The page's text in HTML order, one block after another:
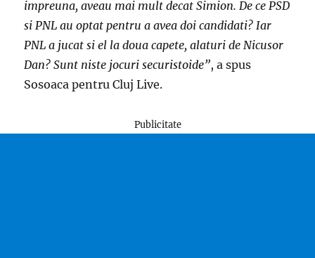
impreuna, aveau mai mult decat Simion. De ce PSD
si PNL au optat pentru a avea doi candidati? Iar
PNL a jucat si el la doua capete, alaturi de Nicusor
Dan? Sunt niste jocuri securistoide”, a spus
Sosoaca pentru Cluj Live.
Publicitate